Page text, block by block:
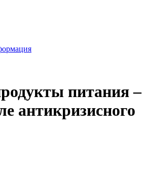
питания –
антикризисного